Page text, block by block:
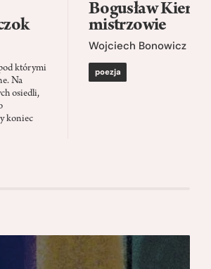
którymi
Na
osiedli,
koniec
Bogusław Kierc
mistrzowie
Wojciech Bonowicz
poezja